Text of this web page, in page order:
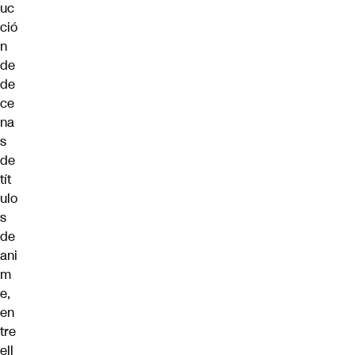
uc
ció
n
de
de
ce
na
s
de
tít
ulo
s
de
ani
m
e,
en
tre
ell